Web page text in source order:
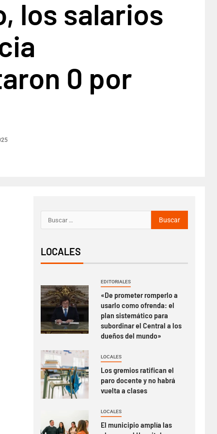
los salarios
0 por
LOCALES
EDITORIALES
«De prometer romperlo a
usarlo como ofrenda: el
plan sistemático para
subordinar el Central a los
dueños del mundo»
LOCALES
Los gremios ratifican el
paro docente y no habrá
vuelta a clases
LOCALES
El municipio amplía las